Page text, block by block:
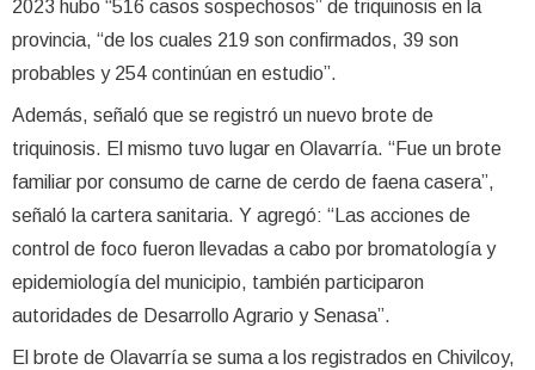
2023 hubo “516 casos sospechosos” de triquinosis en la
provincia, “de los cuales 219 son confirmados, 39 son
probables y 254 continúan en estudio”.
Además, señaló que se registró un nuevo brote de
triquinosis. El mismo tuvo lugar en Olavarría. “Fue un brote
familiar por consumo de carne de cerdo de faena casera”,
señaló la cartera sanitaria. Y agregó: “Las acciones de
control de foco fueron llevadas a cabo por bromatología y
epidemiología del municipio, también participaron
autoridades de Desarrollo Agrario y Senasa”.
El brote de Olavarría se suma a los registrados en Chivilcoy,